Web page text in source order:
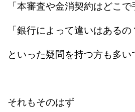
「本審査や金消契約はどこで
「銀行によって違いはあるの
といった疑問を持つ方も多い
それもそのはず